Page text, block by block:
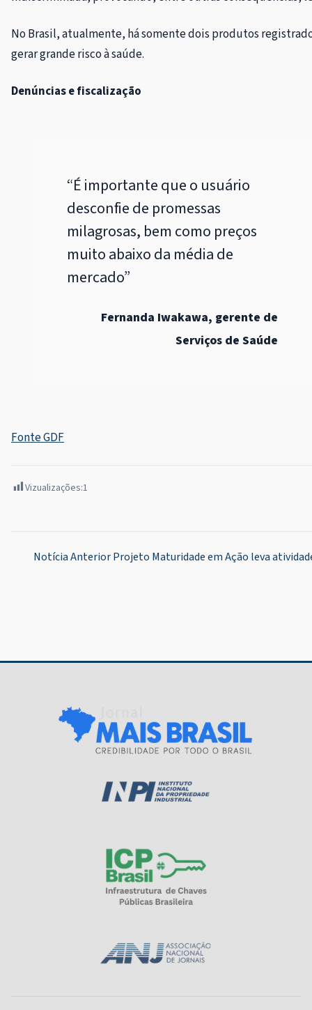
No Brasil, atualmente, há somente dois produtos
gerar grande risco à saúde.
Denúncias e fiscalização
“É importante que o usuário
desconfie de promessas
milagrosas, bem como preços
muito abaixo da média de
mercado”
Fernanda Iwakawa, gerente de
Serviços de Saúde
Fonte GDF
Vizualizações:1
Navegação
Notícia AnteriorProjeto Maturidade em Ação leva